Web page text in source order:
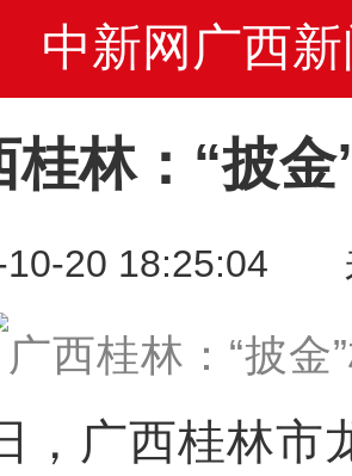
中新网广西新
桂林：“披
10-20 18:25:04
广西桂林市